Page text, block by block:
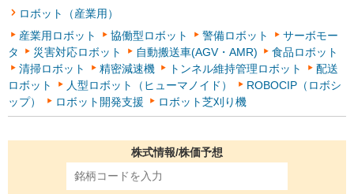
ロボット（産業用）
産業用ロボット
協働型ロボット 警備ロボット
サーボモー
タ
災害対応ロボット 自動搬送車(AGV・AMR)
食品ロボット
清掃ロボット
精密減速機 トンネル維持管理ロボット
配送
ロボット
人型ロボット（ヒューマノイド）
ROBOCIP（ロボシ
ップ）
ロボット開発支援 ロボット芝刈り機
株式情報/株価予想